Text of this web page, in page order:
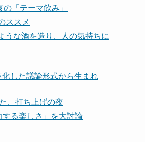
「テーマ飲み」
ススメ
うな酒を造り、人の気持ちに
した議論形式から生まれ
、打ち上げの夜
る楽しさ」を大討論